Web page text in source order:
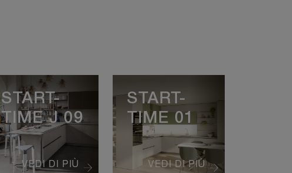
VEDI DI PIÙ
START-
TIME J 09
VEDI DI PIÙ
START-
TIME 01